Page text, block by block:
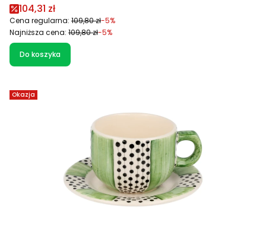
Cena promocyjna
104,31 zł
Cena regularna: 109,80 zł-5%
Najniższa cena: 109,80 zł-5%
Do koszyka
Okazja